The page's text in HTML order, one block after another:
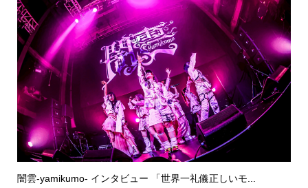
闇雲-yamikumo- インタビュー 「世界一礼儀正しいモ...